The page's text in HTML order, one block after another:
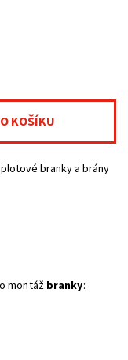
branky a brány
montáž branky: